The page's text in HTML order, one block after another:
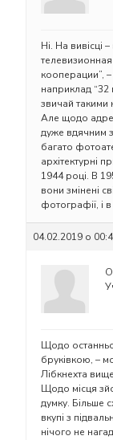
Ні. На вивісці
кооперации”,
наприклад
звичай такими
Але щодо
дуже вдячним
багато
архітектурні
1944 році. В
вони змінені
фотографії, і в
04.02.2019 о
Щодо
бруківкою, –
Лібкнехта
Щодо місця
думку. Більше
вкупі з
нічого не